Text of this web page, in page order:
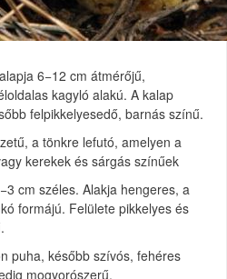
6−12 cm átmérőjű,
kagyló alakú. A kalap
felpikkelyesedő, barnás színű.
a tönkre lefutó, amelyen a
kerekek és sárgás színűek
cm széles. Alakja hengeres, a
formájú. Felülete pikkelyes és
puha, később szívós, fehéres
mogyorószerű.